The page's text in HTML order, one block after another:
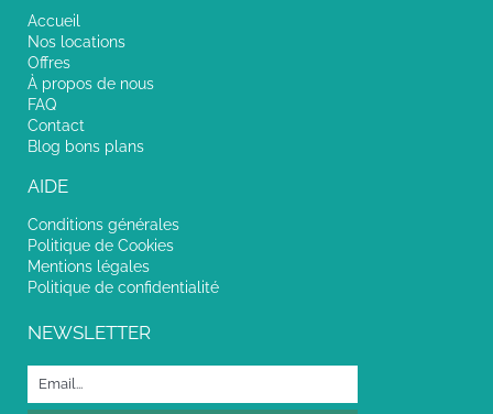
Accueil
Nos locations
Offres
À propos de nous
FAQ
Contact
Blog bons plans
AIDE
Conditions générales
Politique de Cookies
Mentions légales
Politique de confidentialité
NEWSLETTER